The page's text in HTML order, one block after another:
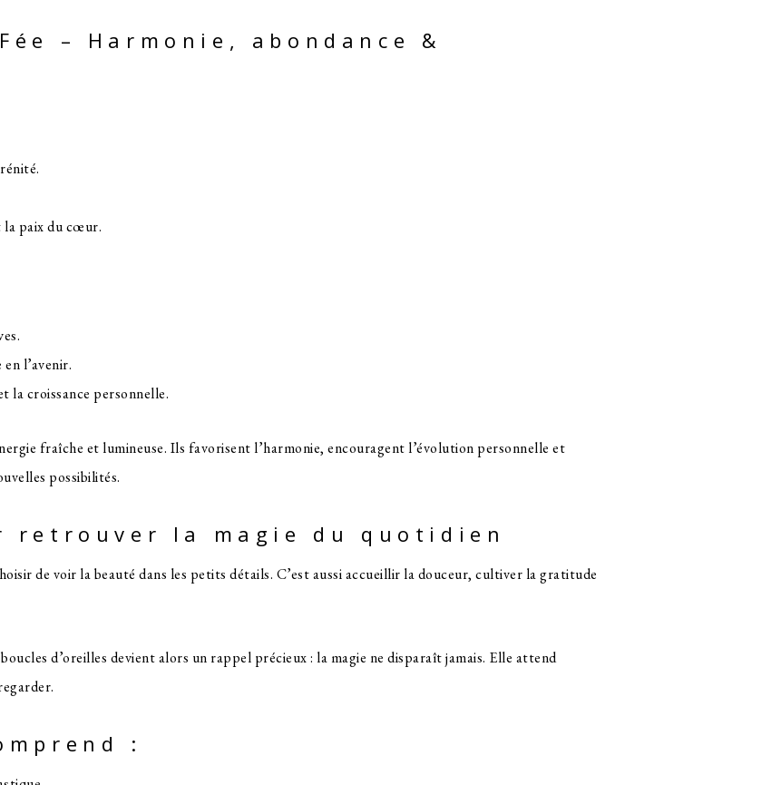
– Harmonie, abondance &
la paix du cœur.
l’avenir.
la croissance personnelle.
fraîche et lumineuse. Ils favorisent l’harmonie, encouragent l’évolution personnelle et
possibilités.
retrouver la magie du quotidien
de voir la beauté dans les petits détails. C’est aussi accueillir la douceur, cultiver la gratitude
d’oreilles devient alors un rappel précieux : la magie ne disparaît jamais. Elle attend
: